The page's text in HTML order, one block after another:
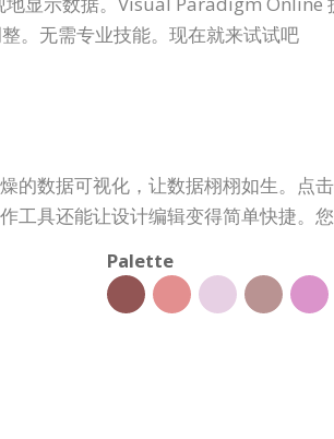
。无需专业技能。现在就来试试吧
的数据可视化，让数据栩栩如生。点
工具还能让设计编辑变得简单快捷。
Palette